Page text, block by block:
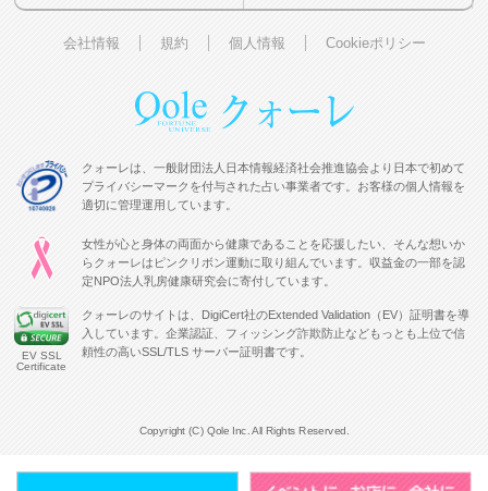
会社情報 規約 個人情報 Cookieポリシー
クォーレは、一般財団法人日本情報経済社会推進協会より日本で初めて
プライバシーマークを付与された占い事業者です。お客様の個人情報を
適切に管理運用しています。
女性が心と身体の両面から健康であることを応援したい、そんな想いか
らクォーレはピンクリボン運動に取り組んでいます。収益金の一部を認
定NPO法人乳房健康研究会に寄付しています。
EV SSL
Certificate
クォーレのサイトは、DigiCert社のExtended Validation（EV）証明書を導
入しています。企業認証、フィッシング詐欺防止などもっとも上位で信
頼性の高いSSL/TLS サーバー証明書です。
Copyright (C) Qole Inc. All Rights Reserved.